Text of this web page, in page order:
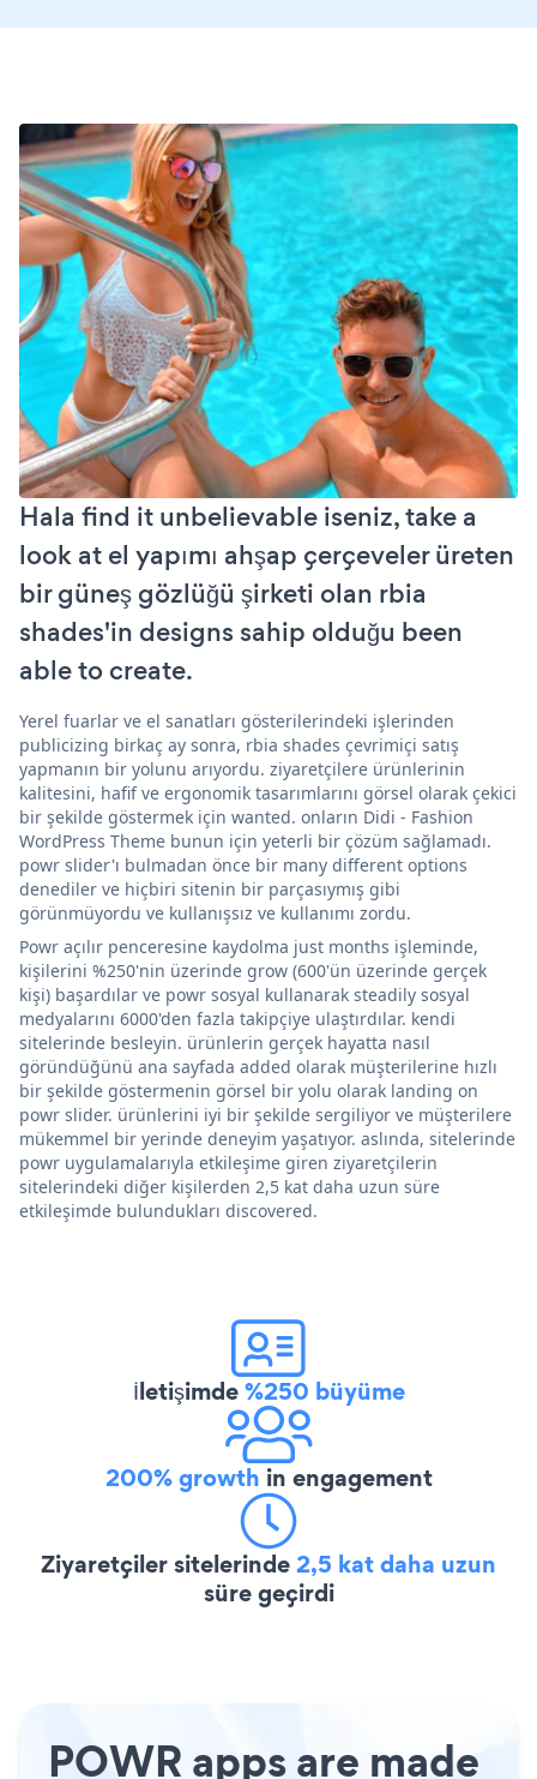
Hala find it unbelievable iseniz, take a
look at el yapımı ahşap çerçeveler üreten
bir güneş gözlüğü şirketi olan rbia
shades'in designs sahip olduğu been
able to create.
Yerel fuarlar ve el sanatları gösterilerindeki işlerinden
publicizing birkaç ay sonra, rbia shades çevrimiçi satış
yapmanın bir yolunu arıyordu. ziyaretçilere ürünlerinin
kalitesini, hafif ve ergonomik tasarımlarını görsel olarak çekici
bir şekilde göstermek için wanted. onların Didi - Fashion
WordPress Theme bunun için yeterli bir çözüm sağlamadı.
powr slider'ı bulmadan önce bir many different options
denediler ve hiçbiri sitenin bir parçasıymış gibi
görünmüyordu ve kullanışsız ve kullanımı zordu.
Powr açılır penceresine kaydolma just months işleminde,
kişilerini %250'nin üzerinde grow (600'ün üzerinde gerçek
kişi) başardılar ve powr sosyal kullanarak steadily sosyal
medyalarını 6000'den fazla takipçiye ulaştırdılar. kendi
sitelerinde besleyin. ürünlerin gerçek hayatta nasıl
göründüğünü ana sayfada added olarak müşterilerine hızlı
bir şekilde göstermenin görsel bir yolu olarak landing on
powr slider. ürünlerini iyi bir şekilde sergiliyor ve müşterilere
mükemmel bir yerinde deneyim yaşatıyor. aslında, sitelerinde
powr uygulamalarıyla etkileşime giren ziyaretçilerin
sitelerindeki diğer kişilerden 2,5 kat daha uzun süre
etkileşimde bulundukları discovered.
İletişimde%250 büyüme
200% growth in engagement
Ziyaretçiler sitelerinde2,5 kat daha uzun
süre geçirdi
POWR apps are made